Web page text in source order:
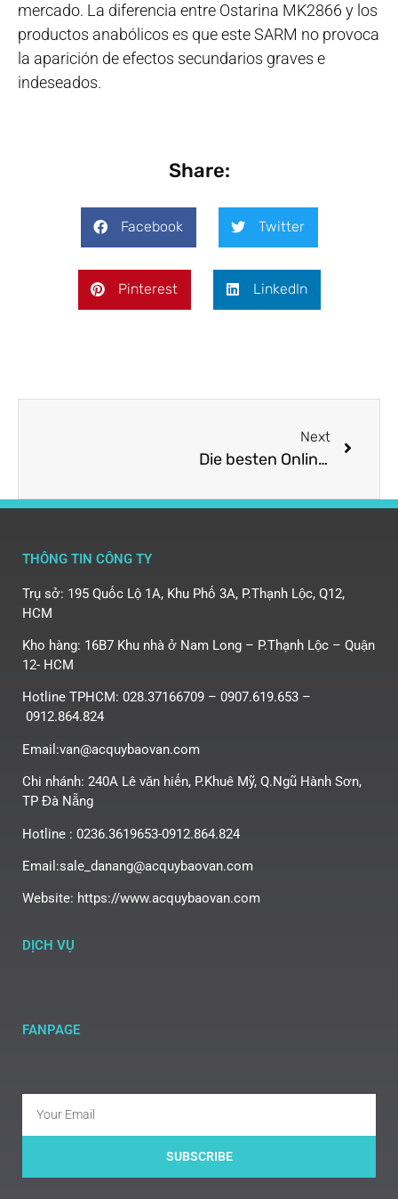
mercado. La diferencia entre Ostarina MK2866 y los
productos anabólicos es que este SARM no provoca
la aparición de efectos secundarios graves e
indeseados.
Share:
Facebook Twitter
Pinterest LinkedIn
Next
Die besten Online Casinos mit PayPal 2026
THÔNG TIN CÔNG TY
Trụ sở: 195 Quốc Lộ 1A, Khu Phố 3A, P.Thạnh Lộc, Q12,
HCM
Kho hàng: 16B7 Khu nhà ở Nam Long – P.Thạnh Lộc – Quận
12- HCM
Hotline TPHCM: 028.37166709 – 0907.619.653 –
0912.864.824
Email:van@acquybaovan.com
Chi nhánh: 240A Lê văn hiến, P.Khuê Mỹ, Q.Ngũ Hành Sơn,
TP Đà Nẵng
Hotline : 0236.3619653-0912.864.824
Email:sale_danang@acquybaovan.com
Website: https://www.acquybaovan.com
DỊCH VỤ
FANPAGE
SUBSCRIBE